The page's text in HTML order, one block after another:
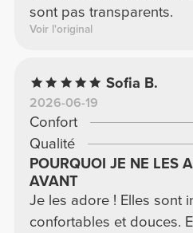
sont pas transparents.
Voir l'original
Sofia B.
2026-06-19
Confort
Qualité
POURQUOI JE NE LES
AVANT
Je les adore ! Elles sont
confortables et douces.